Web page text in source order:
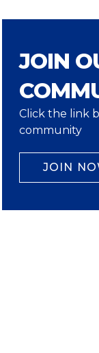
JOIN
Click the link
community
JOIN